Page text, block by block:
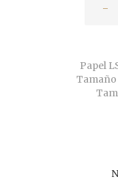
-
Papel
Tamaño